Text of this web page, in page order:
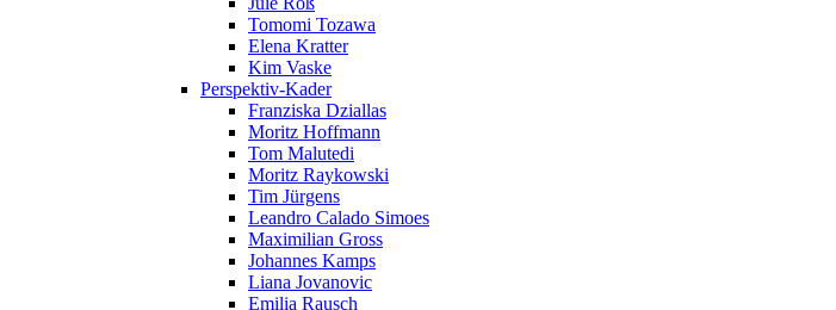
Tomomi Tozawa
Elena Kratter
Kim Vaske
Perspektiv-Kader
Franziska Dziallas
Moritz Hoffmann
Tom Malutedi
Moritz Raykowski
Tim Jürgens
Leandro Calado Simoes
Maximilian Gross
Johannes Kamps
Liana Jovanovic
Emilia Rausch